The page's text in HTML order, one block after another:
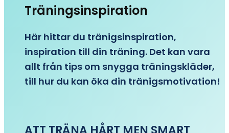
Träningsinspiration
Här hittar du tränigsinspiration,
inspiration till din träning. Det kan vara
allt från tips om snygga träningskläder,
till hur du kan öka din tränigsmotivation!